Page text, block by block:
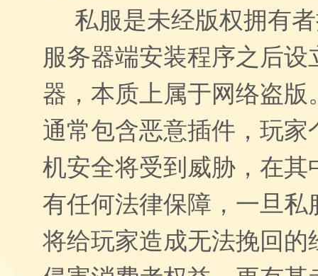
私服是未经版权拥有
服务器端安装程序之后
器，本质上属于网络盗
通常包含恶意插件，玩
机安全将受到威胁，在
有任何法律保障，一旦
将给玩家造成无法挽回